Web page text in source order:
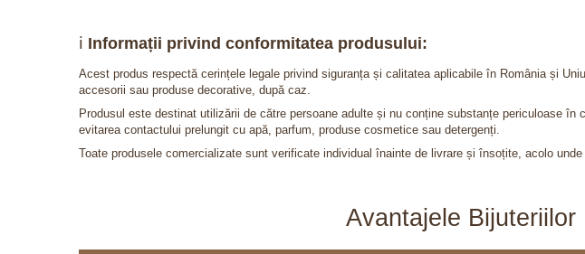
ℹ️ Informații privind conformitatea produsului:
Acest produs respectă cerințele legale privind siguranța și calitatea aplicabile în România și
accesorii sau produse decorative, după caz.
Produsul este destinat utilizării de către persoane adulte și nu conține substanțe periculoase
evitarea contactului prelungit cu apă, parfum, produse cosmetice sau detergenți.
Toate produsele comercializate sunt verificate individual înainte de livrare și însoțite, acolo
Avantajele